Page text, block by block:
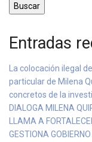
Buscar
Entradas
La colocación ilegal
particular de Milena
concretos de la
DIALOGA MILENA
LLAMA A
GESTIONA